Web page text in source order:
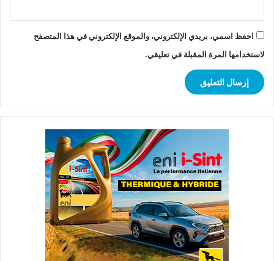
احفظ اسمي، بريدي الإلكتروني، والموقع الإلكتروني في هذا المتصفح
لاستخدامها المرة المقبلة في تعليقي.